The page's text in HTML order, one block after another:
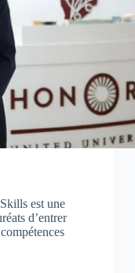
est une
d’entrer